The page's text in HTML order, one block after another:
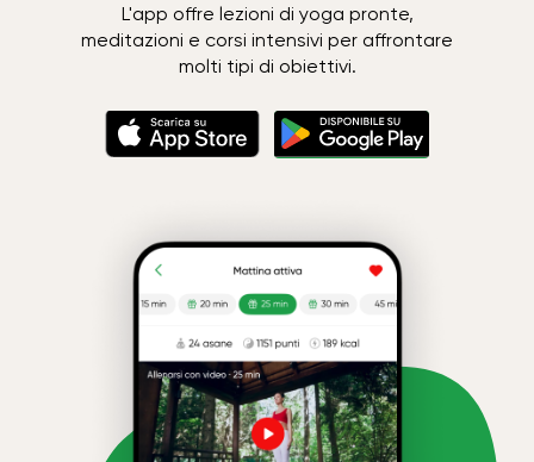
L'app offre lezioni di yoga pronte,
meditazioni e corsi intensivi per affrontare
molti tipi di obiettivi.